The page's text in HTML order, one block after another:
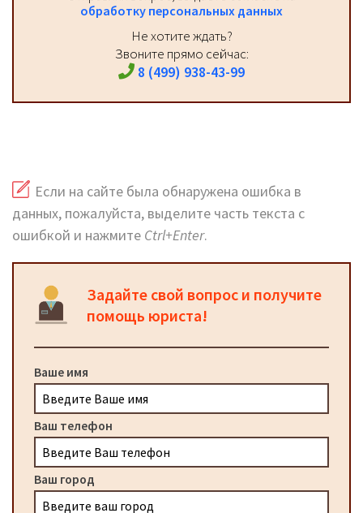
обработку персональных данных
Не хотите ждать?
Звоните прямо сейчас:
8 (499) 938-43-99
Если на сайте была обнаружена ошибка в
данных, пожалуйста, выделите часть текста с
ошибкой и нажмите Ctrl+Enter.
Задайте свой вопрос и получите
помощь юриста!
Ваше имя
Ваш телефон
Ваш город